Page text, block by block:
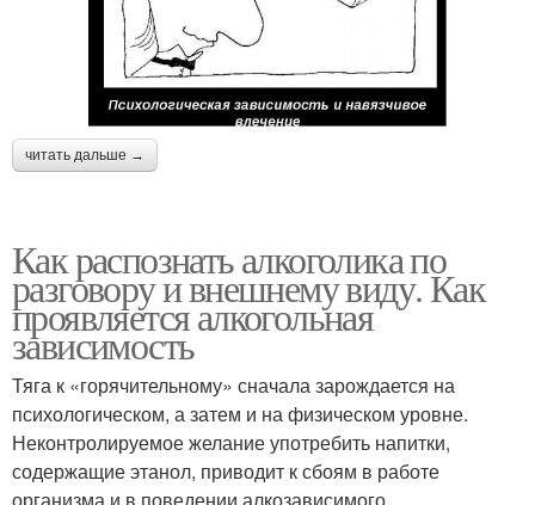
читать дальше →
Как распознать алкоголика по
разговору и внешнему виду. Как
проявляется алкогольная
зависимость
Тяга к «горячительному» сначала зарождается на
психологическом, а затем и на физическом уровне.
Неконтролируемое желание употребить напитки,
содержащие этанол, приводит к сбоям в работе